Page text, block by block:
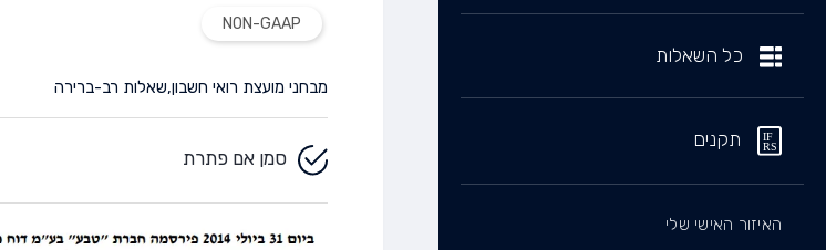
כל השאלות
תקנים
האיזור האישי שלי
NON-GAAP
מבחני מועצת רואי חשבון,שאלות רב-ברירה
סמן אם פתרת